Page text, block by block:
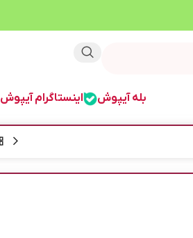
بله آیپوش اینستاگرام آیپوش